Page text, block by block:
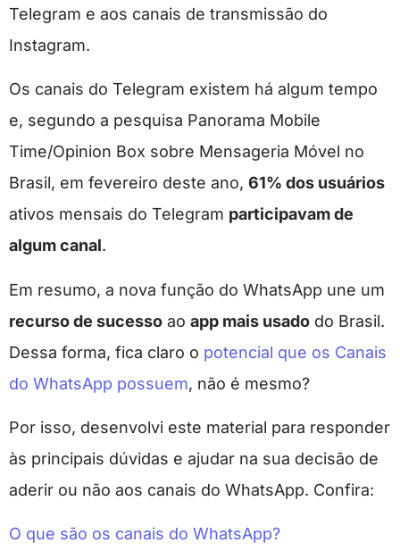
Telegram e aos canais de transmissão do
Instagram.
Os canais do Telegram existem há algum tempo
e, segundo a pesquisa Panorama Mobile
Time/Opinion Box sobre Mensageria Móvel no
Brasil, em fevereiro deste ano, 61% dos usuários
ativos mensais do Telegram participavam de
algum canal.
Em resumo, a nova função do WhatsApp une um
recurso de sucesso ao app mais usado do Brasil.
Dessa forma, fica claro o potencial que os Canais
do WhatsApp possuem, não é mesmo?
Por isso, desenvolvi este material para responder
às principais dúvidas e ajudar na sua decisão de
aderir ou não aos canais do WhatsApp. Confira:
O que são os canais do WhatsApp?